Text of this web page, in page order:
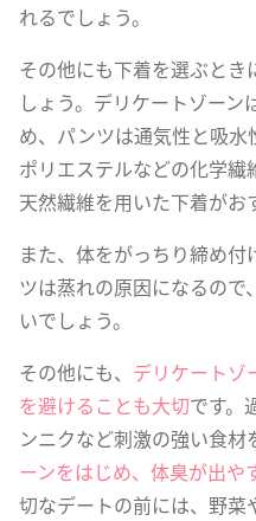
れるでしょう。
その他にも下着を選ぶとき
しょう。デリケートゾー
め、パンツは通気性と吸水
ポリエステルなどの化学
天然繊維を用いた下着がお
また、体をがっちり締め
ツは蒸れの原因になるの
いでしょう。
その他にも、 デリケートゾ
を避けることも大切です。
ンニクなど刺激の強い食材
ーンをはじめ、体臭が出や
切なデートの前には、野